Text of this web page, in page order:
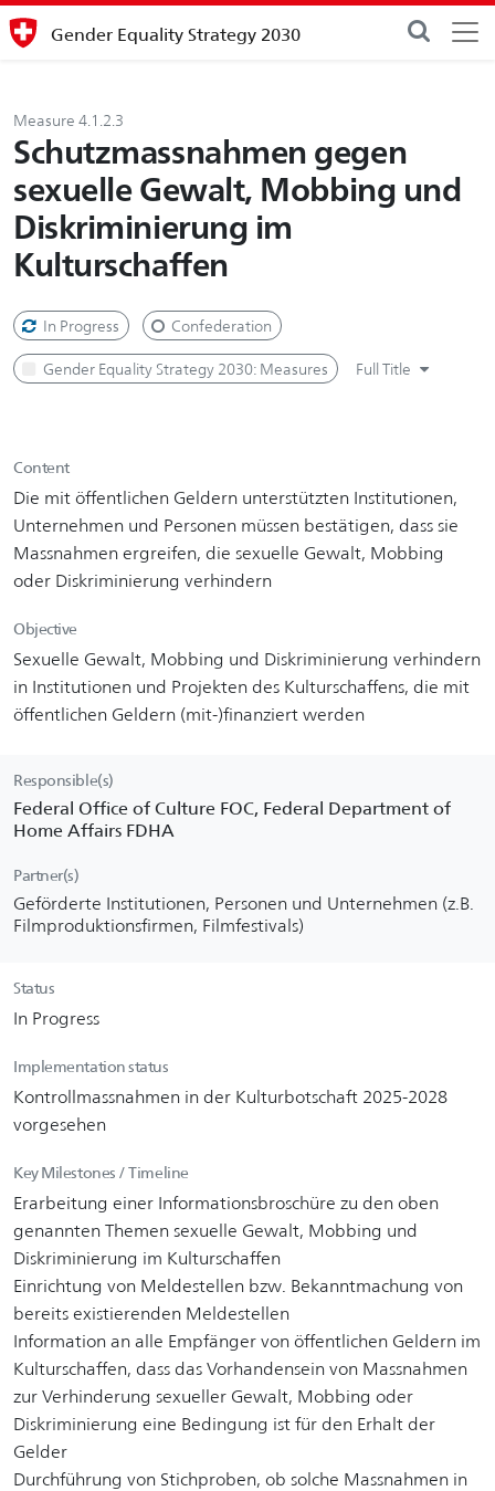
Gender Equality Strategy 2030
Measure 4.1.2.3
Schutzmassnahmen gegen
sexuelle Gewalt, Mobbing und
Diskriminierung im
Kulturschaffen
In Progress Confederation
Gender Equality Strategy 2030: Measures Full Title
Content
Die mit öffentlichen Geldern unterstützten Institutionen,
Unternehmen und Personen müssen bestätigen, dass sie
Massnahmen ergreifen, die sexuelle Gewalt, Mobbing
oder Diskriminierung verhindern
Objective
Sexuelle Gewalt, Mobbing und Diskriminierung verhindern
in Institutionen und Projekten des Kulturschaffens, die mit
öffentlichen Geldern (mit-)finanziert werden
Responsible(s)
Federal Office of Culture FOC, Federal Department of
Home Affairs FDHA
Partner(s)
Geförderte Institutionen, Personen und Unternehmen (z.B.
Filmproduktionsfirmen, Filmfestivals)
Status
In Progress
Implementation status
Kontrollmassnahmen in der Kulturbotschaft 2025-2028
vorgesehen
Key Milestones / Timeline
Erarbeitung einer Informationsbroschüre zu den oben
genannten Themen sexuelle Gewalt, Mobbing und
Diskriminierung im Kulturschaffen
Einrichtung von Meldestellen bzw. Bekanntmachung von
bereits existierenden Meldestellen
Information an alle Empfänger von öffentlichen Geldern im
Kulturschaffen, dass das Vorhandensein von Massnahmen
zur Verhinderung sexueller Gewalt, Mobbing oder
Diskriminierung eine Bedingung ist für den Erhalt der
Gelder
Durchführung von Stichproben, ob solche Massnahmen in